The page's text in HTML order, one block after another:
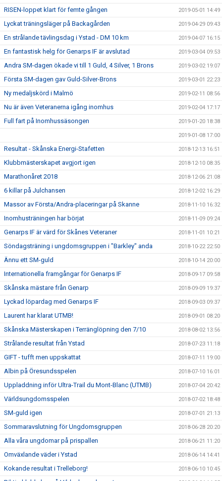
RISEN-loppet klart för femte gången 2019-05-01 14:49
Lyckat träningsläger på Backagården 2019-04-29 09:43
En strålande tävlingsdag i Ystad - DM 10 km 2019-04-07 16:15
En fantastisk helg för Genarps IF är avslutad 2019-03-04 09:53
Andra SM-dagen ökade vi till 1 Guld, 4 Silver, 1 Brons 2019-03-02 19:07
Första SM-dagen gav Guld-Silver-Brons 2019-03-01 22:23
Ny medaljskörd i Malmö 2019-02-11 08:56
Nu är även Veteranerna igång inomhus 2019-02-04 17:17
Full fart på Inomhussäsongen 2019-01-20 18:38
2019-01-08 17:00
Resultat - Skånska Energi-Stafetten 2018-12-13 16:51
Klubbmästerskapet avgjort igen 2018-12-10 08:35
Marathonåret 2018 2018-12-06 21:08
6 killar på Julchansen 2018-12-02 16:29
Massor av Första/Andra-placeringar på Skanne 2018-11-10 16:32
Inomhusträningen har börjat 2018-11-09 09:24
Genarps IF är värd för Skånes Veteraner 2018-11-01 10:21
Söndagsträning i ungdomsgruppen i "Barkley" anda 2018-10-22 22:50
Ännu ett SM-guld 2018-10-14 20:00
Internationella framgångar för Genarps IF 2018-09-17 09:58
Skånska mästare från Genarp 2018-09-09 19:37
Lyckad löpardag med Genarps IF 2018-09-03 09:37
Laurent har klarat UTMB! 2018-09-01 08:20
Skånska Mästerskapen i Terränglöpning den 7/10 2018-08-02 13:56
Strålande resultat från Ystad 2018-07-23 11:18
GIFT - tufft men uppskattat 2018-07-11 19:00
Albin på Öresundsspelen 2018-07-10 16:01
Uppladdning inför Ultra-Trail du Mont-Blanc (UTMB) 2018-07-04 20:42
Världsungdomsspelen 2018-07-02 18:48
SM-guld igen 2018-07-01 21:13
Sommaravslutning för Ungdomsgruppen 2018-06-28 20:20
Alla våra ungdomar på prispallen 2018-06-21 11:20
Omväxlande väder i Ystad 2018-06-14 14:41
Kokande resultat i Trelleborg! 2018-06-10 10:45